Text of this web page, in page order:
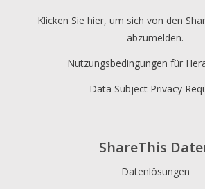
ShareThis
Datenlösungen
Klicken Sie hier, um sich von den
abzumelden.
Nutzungsbedingungen für
Data Subject Privacy